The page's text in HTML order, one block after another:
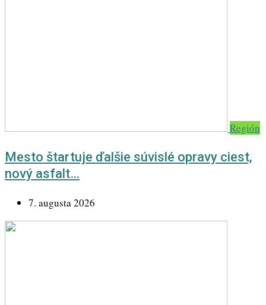
Región
Mesto štartuje ďalšie súvislé opravy ciest,
nový asfalt…
7. augusta 2026